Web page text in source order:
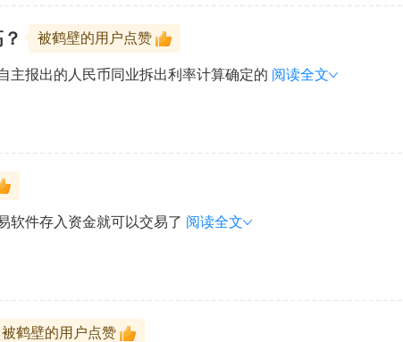
被鹤壁的用户点赞
主报出的人民币同业拆出利率计算确定的 阅读全文
软件存入资金就可以交易了 阅读全文
被鹤壁的用户点赞